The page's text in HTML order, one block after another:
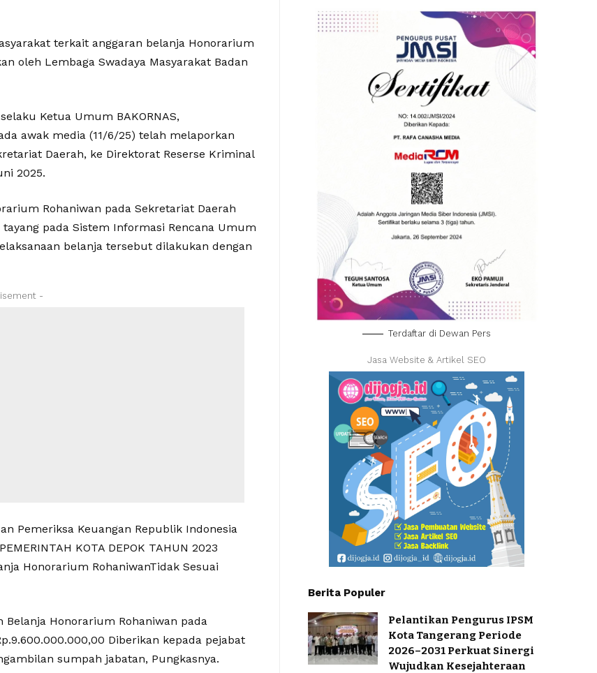
terkait anggaran belanja Honorarium
oleh Lembaga Swadaya Masyarakat Badan
Ketua Umum BAKORNAS,
awak media (11/6/25) telah melaporkan
Daerah, ke Direktorat Reserse Kriminal
2025.
Rohaniwan pada Sekretariat Daerah
pada Sistem Informasi Rencana Umum
belanja tersebut dilakukan dengan
-
Pemeriksa Keuangan Republik Indonesia
KOTA DEPOK TAHUN 2023
Honorarium RohaniwanTidak Sesuai
Belanja Honorarium Rohaniwan pada
Diberikan kepada pejabat
sumpah jabatan, Pungkasnya.
Terdaftar di Dewan Pers
Jasa Website & Artikel SEO
Berita Populer
Pelantikan Pengurus IPSM
Kota Tangerang Periode
2026–2031 Perkuat Sinergi
Wujudkan Kesejahteraan